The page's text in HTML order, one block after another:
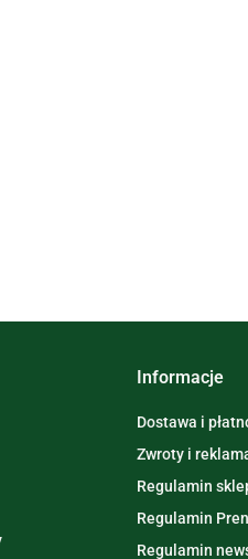
Informacje
Dostawa i
Zwroty i
Regulamin
Regulamin
Regulamin